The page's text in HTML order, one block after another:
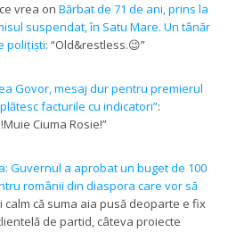
vrea onBărbat de 71 de ani, prins la
suspendat, în Satu Mare. Un tânăr
polițiști: “Old&restless.😉”
Govor, mesaj dur pentru premierul
facturile cu indicatori”:
Ciuma Rosie!”
Guvernul a aprobat un buget de 100
românii din diaspora care vor să
calm că suma aia pusă deoparte e fix
de partid, câteva proiecte